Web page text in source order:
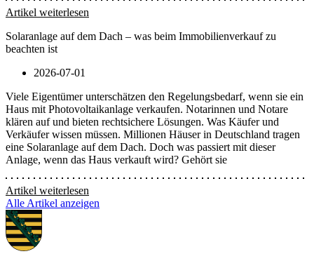
Artikel weiterlesen
Solaranlage auf dem Dach – was beim Immobilienverkauf zu
beachten ist
2026-07-01
Viele Eigentümer unterschätzen den Regelungsbedarf, wenn sie ein
Haus mit Photovoltaikanlage verkaufen. Notarinnen und Notare
klären auf und bieten rechtsichere Lösungen. Was Käufer und
Verkäufer wissen müssen. Millionen Häuser in Deutschland tragen
eine Solaranlage auf dem Dach. Doch was passiert mit dieser
Anlage, wenn das Haus verkauft wird? Gehört sie
Artikel weiterlesen
Alle Artikel anzeigen